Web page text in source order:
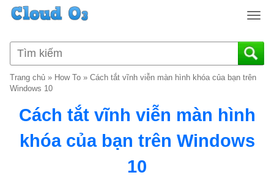
T
g
g
a
v
i
Trang chủ » How To » Cách tắt vĩnh viễn màn hình khóa của bạn trên
Windows 10
Cách tắt vĩnh viễn màn hình
khóa của bạn trên Windows
10